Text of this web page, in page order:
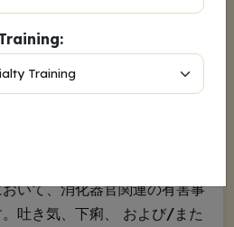
バート・カフラグルチドでは
12％であったのに対し、プラ
らに、このグループの参加者
少しました。オルフォルグ
カフラグルチドは月1回の皮
いて、消化器官関連の有害事
吐き気、下痢、 および/また